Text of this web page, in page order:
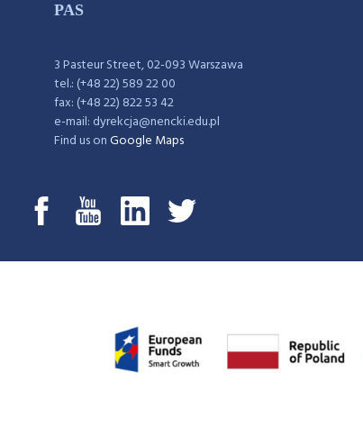
PAS
3 Pasteur Street, 02-093 Warszawa
tel.: (+48 22) 589 22 00
fax: (+48 22) 822 53 42
e-mail: dyrekcja@nencki.edu.pl
Find us onGoogle Maps